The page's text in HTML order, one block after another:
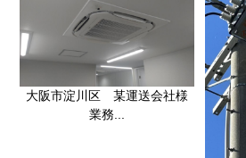
大阪市淀川区 某運送会社様
業務...